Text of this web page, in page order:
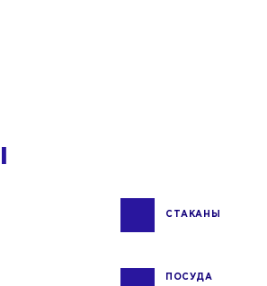
СТАКАНЫ
ПОСУДА